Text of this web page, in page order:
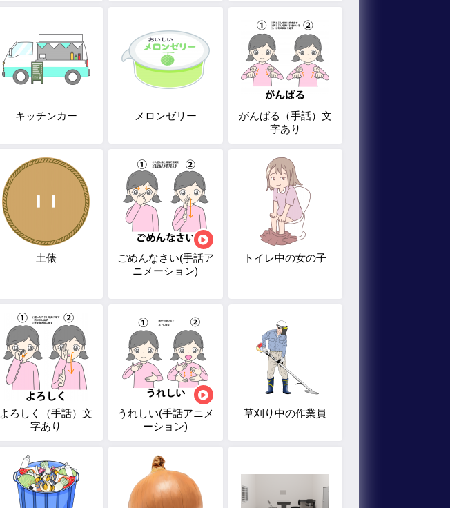
キッチンカー メロンゼリー
がんばる（手話）文
字あり
土俵
ごめんなさい(手話ア
ニメーション)
トイレ中の女の子
よろしく（手話）文
字あり
うれしい(手話アニメ
ーション)
草刈り中の作業員